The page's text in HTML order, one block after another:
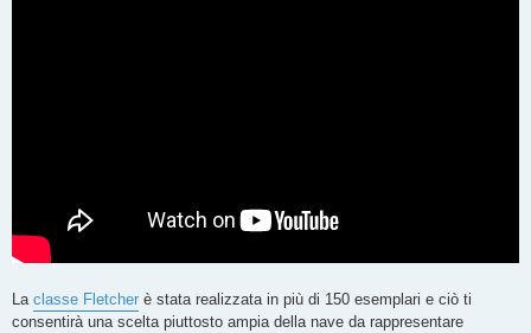
La classe Fletcher è stata realizzata in più di 150 esemplari e ciò ti
consentirà una scelta piuttosto ampia della nave da rappresentare